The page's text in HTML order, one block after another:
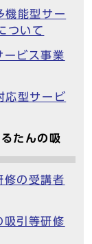
機能型サー
ついて
ービス事業
応型サービ
たんの吸
修の受講者
引等研修